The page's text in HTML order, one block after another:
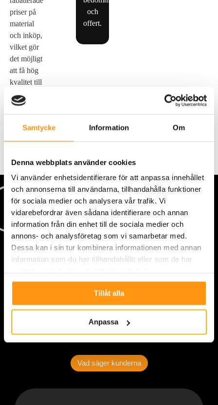
Samtycke Information Om
Denna webbplats använder cookies
Vi använder enhetsidentifierare för att anpassa innehållet
och annonserna till användarna, tillhandahålla funktioner
för sociala medier och analysera vår trafik. Vi
vidarebefordrar även sådana identifierare och annan
information från din enhet till de sociala medier och
annons- och analysföretag som vi samarbetar med.
Dessa kan i sin tur kombinera informationen med annan
information som du har tillhandahållit eller som de har
Tillåt alla
Anpassa
priser på
material
och inköp,
vilket gör
det möjligt
att få hög
kvalitet till
ett mer
förmånligt
och
offert.
Vad säger kunderna